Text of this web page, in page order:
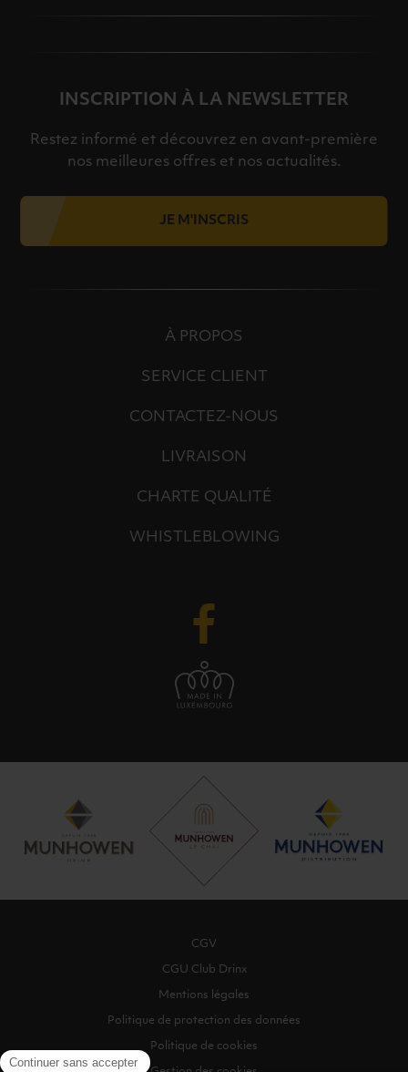
INSCRIPTION À LA NEWSLETTER
Restez informé et découvrez en avant-première
nos meilleures offres et nos actualités.
JE M'INSCRIS
À PROPOS
SERVICE CLIENT
CONTACTEZ-NOUS
LIVRAISON
CHARTE QUALITÉ
WHISTLEBLOWING
CGV
CGU Club Drinx
Mentions légales
Politique de protection des données
Politique de cookies